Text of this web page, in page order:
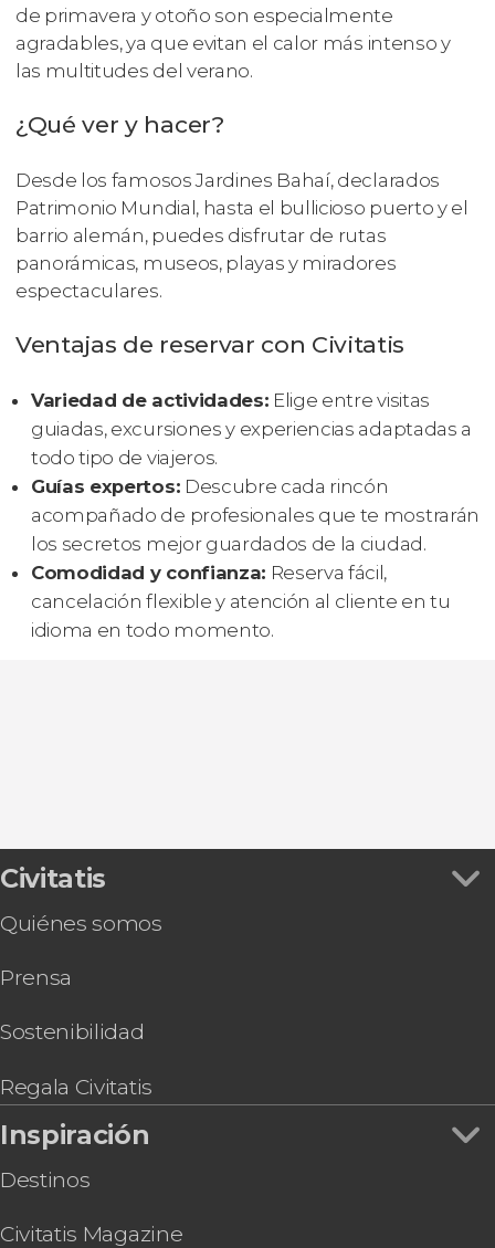
de primavera y otoño son especialmente
agradables, ya que evitan el calor más intenso y
las multitudes del verano.
¿Qué ver y hacer?
Desde los famosos Jardines Bahaí, declarados
Patrimonio Mundial, hasta el bullicioso puerto y el
barrio alemán, puedes disfrutar de rutas
panorámicas, museos, playas y miradores
espectaculares.
Ventajas de reservar con Civitatis
Variedad de actividades: Elige entre visitas
guiadas, excursiones y experiencias adaptadas a
todo tipo de viajeros.
Guías expertos: Descubre cada rincón
acompañado de profesionales que te mostrarán
los secretos mejor guardados de la ciudad.
Comodidad y confianza: Reserva fácil,
cancelación flexible y atención al cliente en tu
idioma en todo momento.
Civitatis
Quiénes somos
Prensa
Sostenibilidad
Regala Civitatis
Inspiración
Destinos
Civitatis Magazine